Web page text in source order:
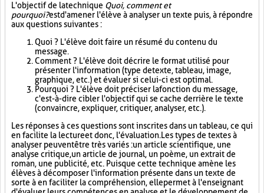
L'objectif de la technique Quoi, comment et
pourquoi?est d'amener l'élève à analyser un texte puis, à répondre
aux questions suivantes :
Quoi ? L'élève doit faire un résumé du contenu du
message.
Comment ? L'élève doit décrire le format utilisé pour
présenter l'information (type de texte, tableau, image,
graphique, etc.) et évaluer si celui-ci est optimal.
Pourquoi ? L'élève doit préciser la fonction du message,
c'est-à-dire cibler l'objectif qui se cache derrière le texte
(convaincre, expliquer, critiquer, analyser, etc.).
Les réponses à ces questions sont inscrites dans un tableau, ce qui
en facilite la lecture et donc, l'évaluation. Les types de textes à
analyser peuvent être très variés : un article scientifique, une
analyse critique, un article de journal, un poème, un extrait de
roman, une publicité, etc. Puisque cette technique amène les
élèves à décomposer l'information présente dans un texte de
sorte à en faciliter la compréhension, elle permet à l'enseignant